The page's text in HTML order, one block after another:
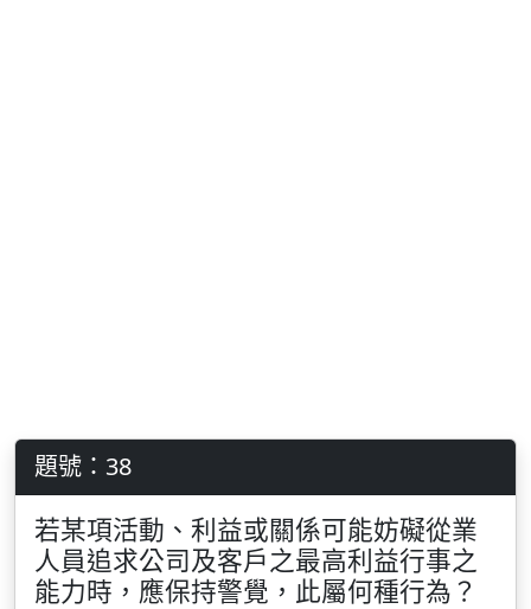
題號：38
若某項活動、利益或關係可能妨礙從業
人員追求公司及客戶之最高利益行事之
能力時，應保持警覺，此屬何種行為？